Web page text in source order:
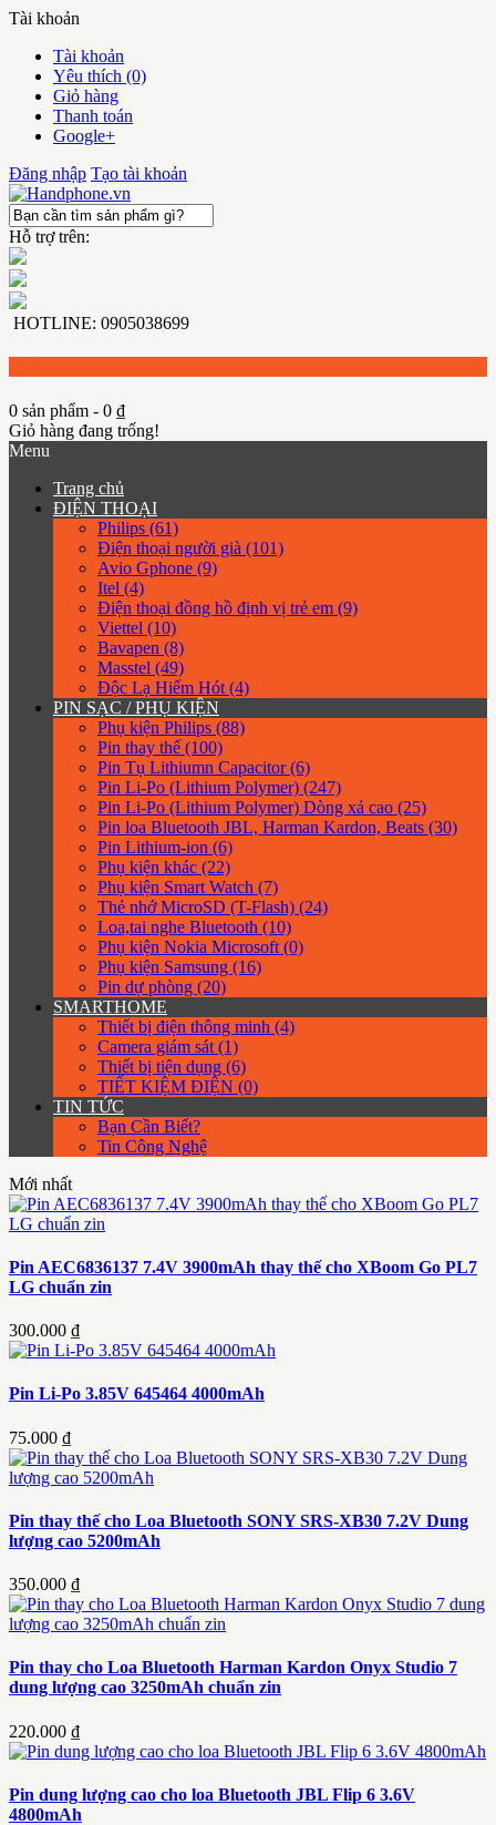
Tài khoản
Tài khoản
Yêu thích (0)
Giỏ hàng
Thanh toán
Google+
Đăng nhập Tạo tài khoản
Hỗ trợ trên:
HOTLINE: 0905038699
0 sản phẩm - 0 ₫
Giỏ hàng đang trống!
Menu
Trang chủ
ĐIỆN THOẠI
Philips (61)
Điện thoại người già (101)
Avio Gphone (9)
Itel (4)
Điện thoại đồng hồ định vị trẻ em (9)
Viettel (10)
Bavapen (8)
Masstel (49)
Độc Lạ Hiếm Hót (4)
PIN SẠC / PHỤ KIỆN
Phụ kiện Philips (88)
Pin thay thế (100)
Pin Tụ Lithiumn Capacitor (6)
Pin Li-Po (Lithium Polymer) (247)
Pin Li-Po (Lithium Polymer) Dòng xả cao (25)
Pin loa Bluetooth JBL, Harman Kardon, Beats (30)
Pin Lithium-ion (6)
Phụ kiện khác (22)
Phụ kiện Smart Watch (7)
Thẻ nhớ MicroSD (T-Flash) (24)
Loa,tai nghe Bluetooth (10)
Phụ kiện Nokia Microsoft (0)
Phụ kiện Samsung (16)
Pin dự phòng (20)
SMARTHOME
Thiết bị điện thông minh (4)
Camera giám sát (1)
Thiết bị tiện dụng (6)
TIẾT KIỆM ĐIỆN (0)
TIN TỨC
Bạn Cần Biết?
Tin Công Nghệ
Mới nhất
Pin AEC6836137 7.4V 3900mAh thay thế cho XBoom Go PL7
LG chuẩn zin
300.000 ₫
Pin Li-Po 3.85V 645464 4000mAh
75.000 ₫
Pin thay thế cho Loa Bluetooth SONY SRS-XB30 7.2V Dung
lượng cao 5200mAh
350.000 ₫
Pin thay cho Loa Bluetooth Harman Kardon Onyx Studio 7
dung lượng cao 3250mAh chuẩn zin
220.000 ₫
Pin dung lượng cao cho loa Bluetooth JBL Flip 6 3.6V
4800mAh